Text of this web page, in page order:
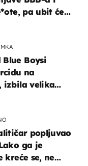
pa ubit će
Blue Boysi
na
izbila velika
popljuvao
ga je
kreće se, ne